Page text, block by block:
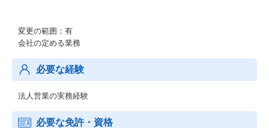
変更の範囲：有
会社の定める業務
必要な経験
法人営業の実務経験
必要な免許・資格